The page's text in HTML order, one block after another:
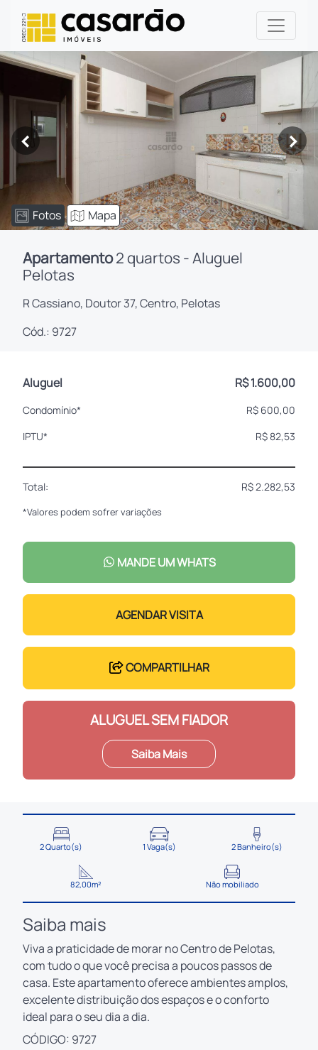
< >
Fotos Mapa
Apartamento2 quartos - Aluguel
Pelotas
R Cassiano, Doutor 37, Centro, Pelotas
Cód.: 9727
Aluguel R$ 1.600,00
Condomínio*
R$ 600,00
IPTU*
R$ 82,53
Total: R$ 2.282,53
*Valores podem sofrer variações
MANDE UM WHATS
AGENDAR VISITA
COMPARTILHAR
ALUGUEL SEM FIADOR
Saiba Mais
2 Quarto(s) 1 Vaga(s) 2 Banheiro(s)
82,00m² Não mobiliado
Saiba mais
Viva a praticidade de morar no Centro de Pelotas,
com tudo o que você precisa a poucos passos de
casa. Este apartamento oferece ambientes amplos,
excelente distribuição dos espaços e o conforto
ideal para o seu dia a dia.
CÓDIGO: 9727